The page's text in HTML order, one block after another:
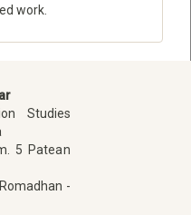
work.
Studies
5 Patean
-